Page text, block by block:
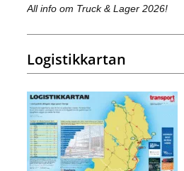
All info om Truck & Lager 2026!
Logistikkartan